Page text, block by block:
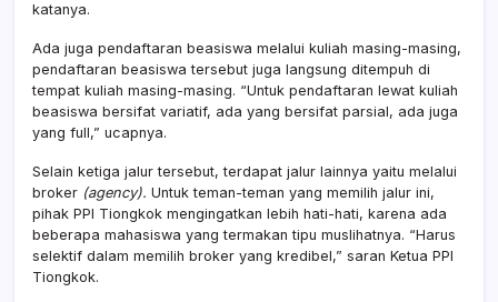
katanya.
Ada juga pendaftaran beasiswa melalui kuliah masing-masing,
pendaftaran beasiswa tersebut juga langsung ditempuh di
tempat kuliah masing-masing. “Untuk pendaftaran lewat kuliah
beasiswa bersifat variatif, ada yang bersifat parsial, ada juga
yang full,” ucapnya.
Selain ketiga jalur tersebut, terdapat jalur lainnya yaitu melalui
broker (agency). Untuk teman-teman yang memilih jalur ini,
pihak PPI Tiongkok mengingatkan lebih hati-hati, karena ada
beberapa mahasiswa yang termakan tipu muslihatnya. “Harus
selektif dalam memilih broker yang kredibel,” saran Ketua PPI
Tiongkok.